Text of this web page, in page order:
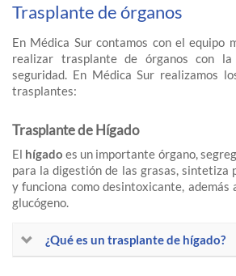
Trasplante de órganos
En Médica Sur contamos con el equipo
realizar trasplante de órganos con
seguridad. En Médica Sur realizamos
trasplantes:
Trasplante de Hígado
El hígado es un importante órgano,
para la digestión de las grasas, sintetiza
y funciona como desintoxicante, además
glucógeno.
¿Qué es un trasplante de hígado?